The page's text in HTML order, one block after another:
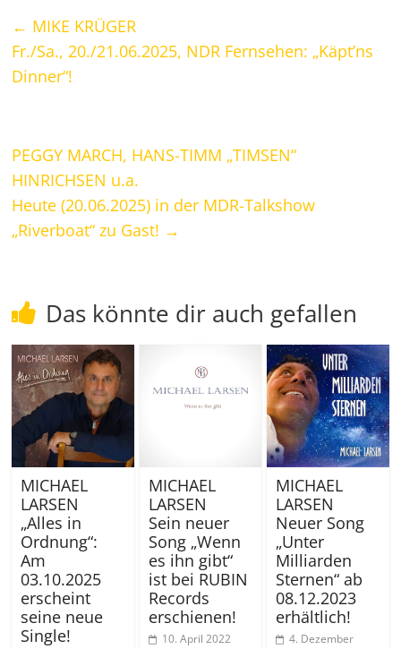
← MIKE KRÜGER
Fr./Sa., 20./21.06.2025, NDR Fernsehen: „Käpt’ns
Dinner“!
PEGGY MARCH, HANS-TIMM „TIMSEN“
HINRICHSEN u.a.
Heute (20.06.2025) in der MDR-Talkshow
„Riverboat“ zu Gast! →
Das könnte dir auch gefallen
MICHAEL
LARSEN
„Alles in
Ordnung“:
Am
03.10.2025
erscheint
seine neue
Single!
MICHAEL
LARSEN
Sein neuer
Song „Wenn
es ihn gibt“
ist bei RUBIN
Records
erschienen!
10. April 2022
MICHAEL
LARSEN
Neuer Song
„Unter
Milliarden
Sternen“ ab
08.12.2023
erhältlich!
4. Dezember